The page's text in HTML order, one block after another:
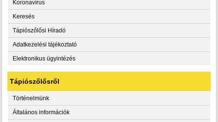
Koronavírus
Keresés
Tápiószőlősi Híradó
Adatkezelési tájékoztató
Elektronikus ügyintézés
Tápiószőlősről
Történelmünk
Általános információk